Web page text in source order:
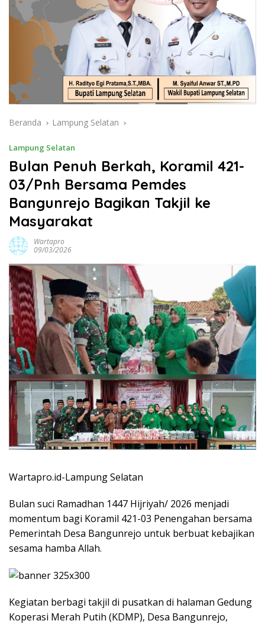
Beranda Lampung Selatan
Lampung Selatan
Bulan Penuh Berkah, Koramil 421-
03/Pnh Bersama Pemdes
Bangunrejo Bagikan Takjil ke
Masyarakat
Wartapro
09/03/2026
Wartapro.id-Lampung Selatan
Bulan suci Ramadhan 1447 Hijriyah/ 2026 menjadi
momentum bagi Koramil 421-03 Penengahan bersama
Pemerintah Desa Bangunrejo untuk berbuat kebajikan
sesama hamba Allah.
Kegiatan berbagi takjil di pusatkan di halaman Gedung
Koperasi Merah Putih (KDMP), Desa Bangunrejo,